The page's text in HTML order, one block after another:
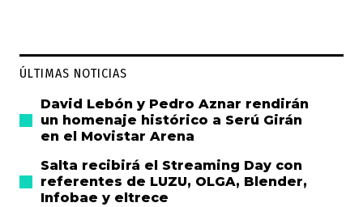
ÚLTIMAS NOTICIAS
David Lebón y Pedro Aznar rendirán
un homenaje histórico a Serú Girán
en el Movistar Arena
Salta recibirá el Streaming Day con
referentes de LUZU, OLGA, Blender,
Infobae y eltrece